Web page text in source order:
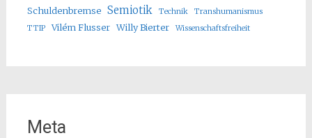
Schuldenbremse Semiotik Technik
Transhumanismus
TTIP
Vilém Flusser Willy Bierter Wissenschaftsfreiheit
Meta